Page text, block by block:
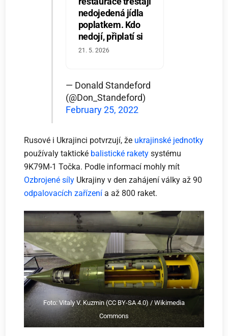
nedojedená jídla
poplatkem. Kdo
nedojí, připlatí si
21. 5. 2026
— Donald Standeford
(@Don_Standeford)
February 25, 2022
Rusové i Ukrajinci potvrzují, že ukrajinské jednotky
používaly taktické balistické rakety systému
9K79M-1 Točka. Podle informací mohly mít
Ozbrojené síly Ukrajiny v den zahájení války až 90
odpalovacích zařízení a až 800 raket.
Foto: Vitaly V. Kuzmin (CC BY-SA 4.0) / Wikimedia
Commons